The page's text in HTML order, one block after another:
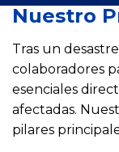
Nuestro
Tras un
colaboradores
esenciales
afectadas.
pilares